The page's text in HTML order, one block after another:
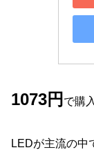
1073円 で購
LEDが主流の中